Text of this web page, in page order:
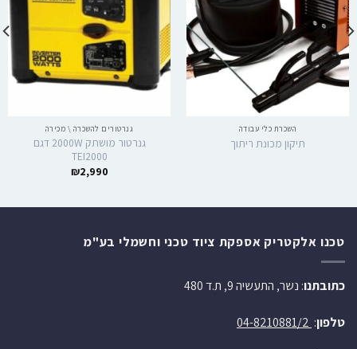
השכרת כלי עבודה
תיקון מכונת ריתוך
גנרטורים להשכרה \ מכירה
גנרטור מושתק 2000W דגם
TEI2000
₪2,990
טכנו אלקטריק אספקת ציוד טכני וחשמלי בע"מ
כתובתנו: נשר, התעשיה 9, ת.ד 480
טלפון: